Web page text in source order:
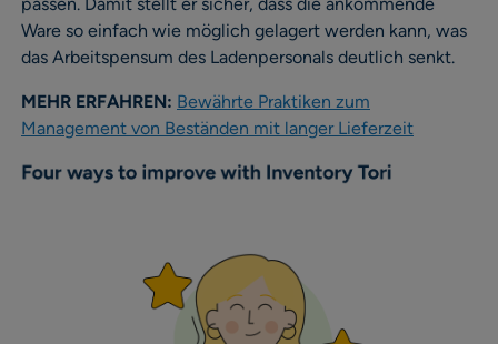
Ware so einfach wie möglich gelagert werden kann, was
das Arbeitspensum des Ladenpersonals deutlich senkt.
MEHR ERFAHREN: Bewährte Praktiken zum
Management von Beständen mit langer Lieferzeit